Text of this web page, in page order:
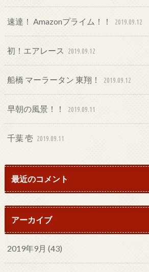
速達！ Amazonプライム！！ 2019.09.12
初！エアレース 2019.09.12
船橋 マーラータン 東翔！ 2019.09.12
早朝の風景！！ 2019.09.11
千葉 壱 2019.09.11
最近のコメント
アーカイブ
2019年9月 (43)